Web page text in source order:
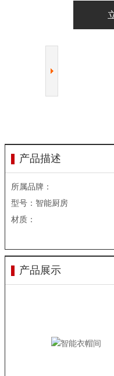
产品描述
所属品牌：
型号：智能厨房
材质：
产品展示